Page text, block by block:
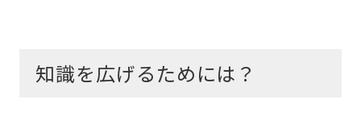
知識を広げるためには？